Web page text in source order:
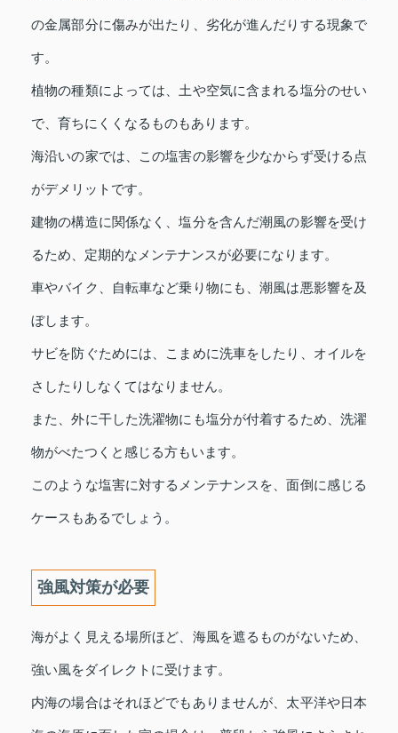
の金属部分に傷みが出たり、劣化が進んだりする現象で
す。
植物の種類によっては、土や空気に含まれる塩分のせい
で、育ちにくくなるものもあります。
海沿いの家では、この塩害の影響を少なからず受ける点
がデメリットです。
建物の構造に関係なく、塩分を含んだ潮風の影響を受け
るため、定期的なメンテナンスが必要になります。
車やバイク、自転車など乗り物にも、潮風は悪影響を及
ぼします。
サビを防ぐためには、こまめに洗車をしたり、オイルを
さしたりしなくてはなりません。
また、外に干した洗濯物にも塩分が付着するため、洗濯
物がべたつくと感じる方もいます。
このような塩害に対するメンテナンスを、面倒に感じる
ケースもあるでしょう。
強風対策が必要
海がよく見える場所ほど、海風を遮るものがないため、
強い風をダイレクトに受けます。
内海の場合はそれほどでもありませんが、太平洋や日本